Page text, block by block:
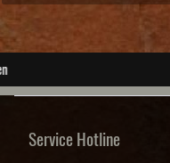
Service Hotline